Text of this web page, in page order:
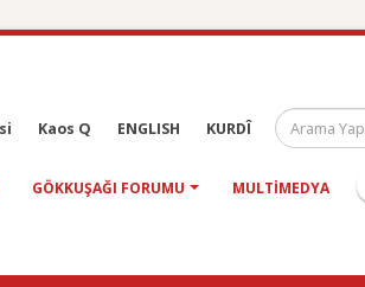
Kaos Q ENGLISH KURDÎ
GÖKKUŞAĞI FORUMU MULTIMEDYA